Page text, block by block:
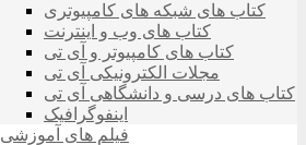
کتاب های شبکه های کامپیوتری
کتاب های وب و اینترنت
کتاب های کامپیوتر و آی تی
مجلات الکترونیکی آی تی
کتاب های درسی و دانشگاهی آی تی
اینفوگرافیک
فیلم های آموزشی